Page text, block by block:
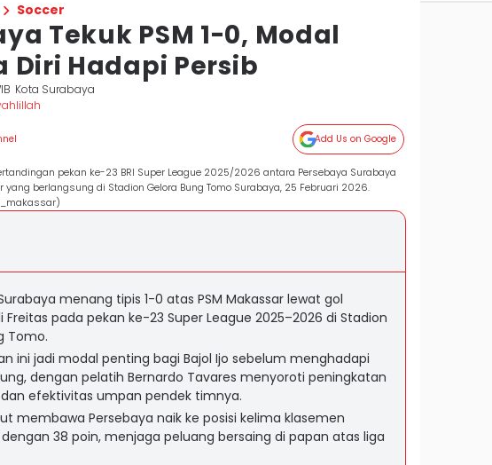
Soccer
Tekuk PSM 1-0, Modal
Diri Hadapi Persib
Kota Surabaya
Add Us on Google
pekan ke-23 BRI Super League 2025/2026 antara Persebaya Surabaya
yang berlangsung di Stadion Gelora Bung Tomo Surabaya, 25 Februari 2026.
menang tipis 1-0 atas PSM Makassar lewat gol
Freitas pada pekan ke-23 Super League 2025–2026 di Stadion
Tomo.
ini jadi modal penting bagi Bajol Ijo sebelum menghadapi
dengan pelatih Bernardo Tavares menyoroti peningkatan
efektivitas umpan pendek timnya.
membawa Persebaya naik ke posisi kelima klasemen
38 poin, menjaga peluang bersaing di papan atas liga